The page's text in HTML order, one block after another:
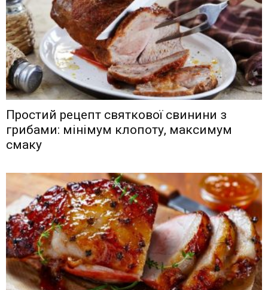
Простий рецепт святкової свинини з
грибами: мінімум клопоту, максимум
смаку